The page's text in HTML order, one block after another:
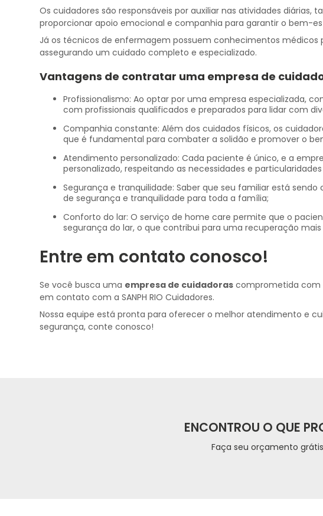
Os cuidadores são responsáveis por auxiliar nas atividades
proporcionar apoio emocional e companhia para garantir o bem-
Já os técnicos de enfermagem possuem conhecimentos
assegurando um cuidado completo e especializado.
Vantagens de contratar uma empresa de
Profissionalismo: Ao optar por uma empresa especializada, como a SANPH RIO Cuidadores, você tem a certeza de contar
com profissionais qualificados e preparados para lidar com
Companhia constante: Além dos cuidados físicos, os cuidadores também oferecem apoio emocional e companhia, o
que é fundamental para combater a solidão e promover o
Atendimento personalizado: Cada paciente é único, e a empresa de cuidadoras deve oferecer um atendimento
personalizado, respeitando as necessidades e
Segurança e tranquilidade: Saber que seu familiar está sendo cuidado por profissionais capacitados traz uma sensação
de segurança e tranquilidade para toda a família;
Conforto do lar: O serviço de home care permite que o paciente receba os cuidados necessários no conforto e na
segurança do lar, o que contribui para uma recuperação
Entre em contato conosco!
Se você busca uma empresa de cuidadoras comprometida com
em contato com a SANPH RIO Cuidadores.
Nossa equipe está pronta para oferecer o melhor atendimento e
segurança, conte conosco!
ENCONTROU O QUE
Faça seu orçamento